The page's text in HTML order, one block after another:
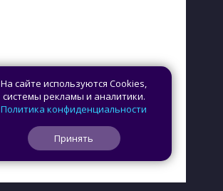
На сайте используются Cookies,
системы рекламы и аналитики.
Политика конфиденциальности
Принять